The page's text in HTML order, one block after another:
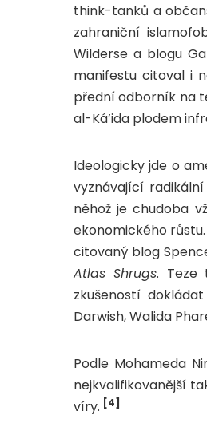
think-tanků a
zahraniční
Wilderse a blogu
manifestu citoval i
přední odborník na
al-Ká’ida plodem
Ideologicky jde o
vyznávající
něhož je chudoba
ekonomického
citovaný blog
Atlas Shrugs. Teze
zkušeností
Darwish, Walida
Podle Mohameda
nejkvalifikovanější
víry. [4]